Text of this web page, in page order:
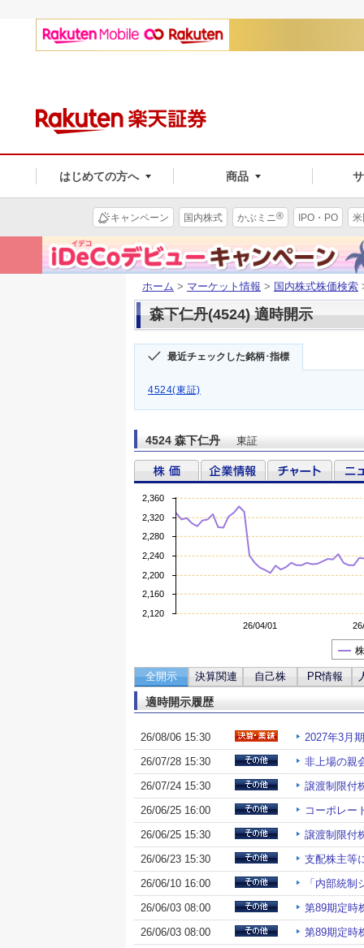
はじめての方へ 商品
キャンペーン 国内株式 かぶミニ® IPO・PO
ホーム > マーケット情報 > 国内株式株価検索
森下仁丹(4524) 適時開示
最近チェックした銘柄･指標
4524(東証)
4524 森下仁丹 東証